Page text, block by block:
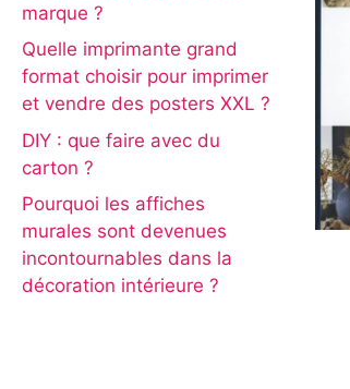
marque ?
Quelle imprimante grand
format choisir pour imprimer
et vendre des posters XXL ?
DIY : que faire avec du
carton ?
Pourquoi les affiches
murales sont devenues
incontournables dans la
décoration intérieure ?